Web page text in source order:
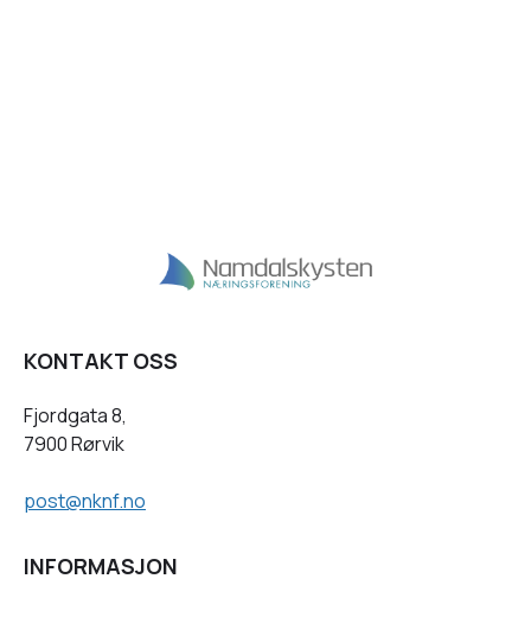
KONTAKT OSS
Fjordgata 8,
7900 Rørvik
post@nknf.no
INFORMASJON